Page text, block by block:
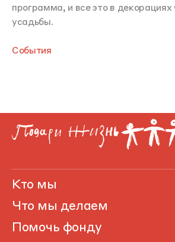
программа, и все это в декорациях
усадьбы.
События
Кто мы
Что мы делаем
Помочь фонду